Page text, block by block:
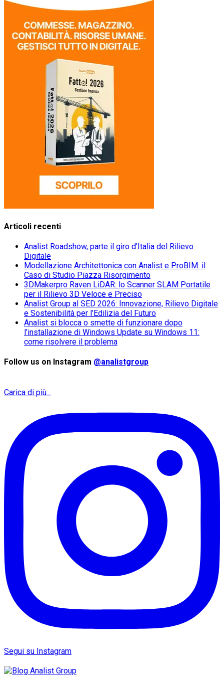
Articoli recenti
Analist Roadshow, parte il giro d’Italia del Rilievo
Digitale
Modellazione Architettonica con Analist e ProBIM: il
Caso di Studio Piazza Risorgimento
3DMakerpro Raven LiDAR: lo Scanner SLAM Portatile
per il Rilievo 3D Veloce e Preciso
Analist Group al SED 2026: Innovazione, Rilievo Digitale
e Sostenibilità per l’Edilizia del Futuro
Analist si blocca o smette di funzionare dopo
l’installazione di Windows Update su Windows 11:
come risolvere il problema
Follow us on Instagram @analistgroup
Carica di più...
Segui su Instagram